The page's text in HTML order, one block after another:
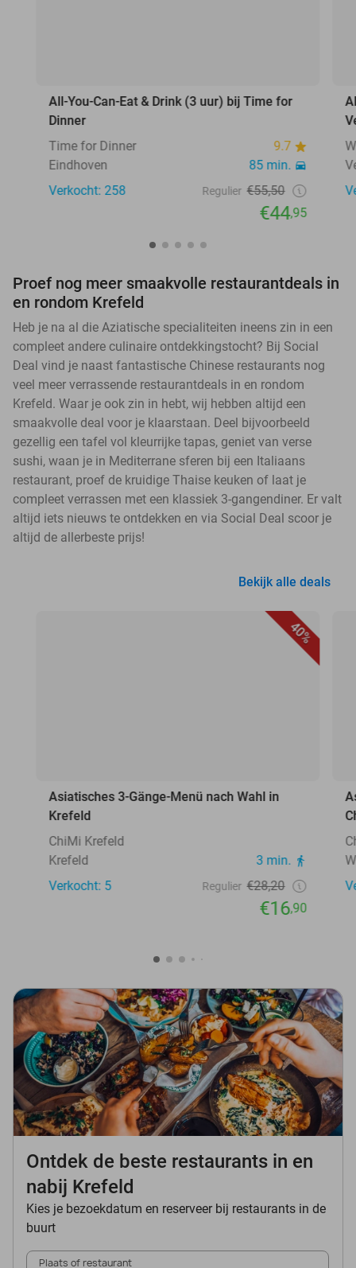
All-You-Can-Eat & Drink (3 uur) bij Time for
Dinner
Time for Dinner
9.7
Eindhoven
85 min.
Verkocht: 258
Regulier €55,50
€44,95
Proef nog meer smaakvolle restaurantdeals in
en rondom Krefeld
Heb je na al die Aziatische specialiteiten ineens zin in een
compleet andere culinaire ontdekkingstocht? Bij Social
Deal vind je naast fantastische Chinese restaurants nog
veel meer verrassende restaurantdeals in en rondom
Krefeld. Waar je ook zin in hebt, wij hebben altijd een
smaakvolle deal voor je klaarstaan. Deel bijvoorbeeld
gezellig een tafel vol kleurrijke tapas, geniet van verse
sushi, waan je in Mediterrane sferen bij een Italiaans
restaurant, proef de kruidige Thaise keuken of laat je
compleet verrassen met een klassiek 3-gangendiner. Er valt
altijd iets nieuws te ontdekken en via Social Deal scoor je
altijd de allerbeste prijs!
Bekijk alle deals
40%
Asiatisches 3-Gänge-Menü nach Wahl in
Krefeld
ChiMi Krefeld
Krefeld
3 min.
Verkocht: 5
Regulier €28,20
€16,90
Ontdek de beste restaurants in en
nabij Krefeld
Kies je bezoekdatum en reserveer bij restaurants in de
buurt
Plaats of restaurant